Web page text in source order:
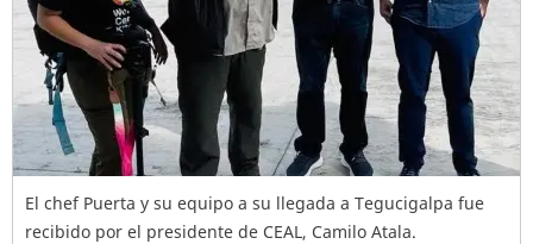
El chef Puerta y su equipo a su llegada a Tegucigalpa fue
recibido por el presidente de CEAL, Camilo Atala.